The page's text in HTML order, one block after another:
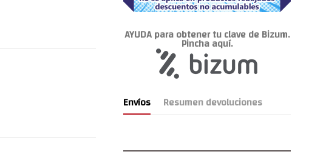
AYUDA para obtener tu clave de Bizum.
Pincha aquí.
Envíos Resumen devoluciones